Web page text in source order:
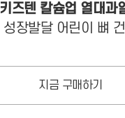
키즈텐 칼슘업 열대과
성장발달 어린이 뼈
지금 구매하기